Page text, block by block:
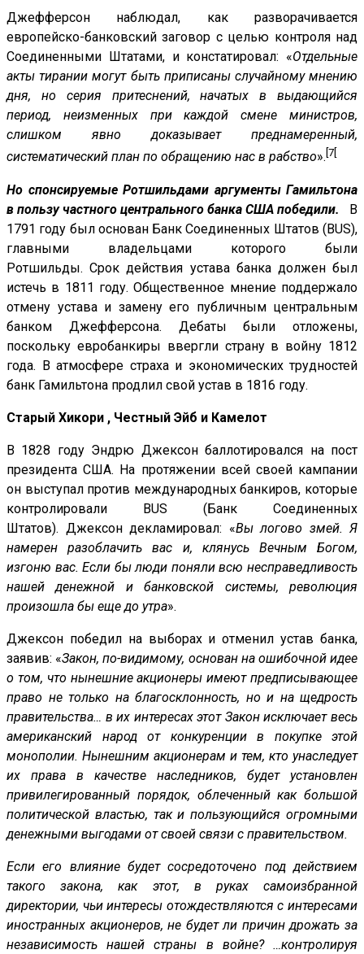
Джефферсон наблюдал, как разворачивается
европейско-банковский заговор с целью контроля над
Соединенными Штатами, и констатировал: «Отдельные
акты тирании могут быть приписаны случайному мнению
дня, но серия притеснений, начатых в выдающийся
период, неизменных при каждой смене министров,
слишком явно доказывает преднамеренный,
систематический план по обращению нас в рабство». [7[
Но спонсируемые Ротшильдами аргументы Гамильтона
в пользу частного центрального банка США победили.
В
1791 году был основан Банк Соединенных Штатов (BUS),
главными владельцами которого были
Ротшильды. Срок действия устава банка должен был
истечь в 1811 году. Общественное мнение поддержало
отмену устава и замену его публичным центральным
банком Джефферсона. Дебаты были отложены,
поскольку евробанкиры ввергли страну в войну 1812
года. В атмосфере страха и экономических трудностей
банк Гамильтона продлил свой устав в 1816 году.
Старый Хикори , Честный Эйб и Камелот
В 1828 году Эндрю Джексон баллотировался на пост
президента США. На протяжении всей своей кампании
он выступал против международных банкиров, которые
контролировали BUS (Банк Соединенных
Штатов). Джексон декламировал: «Вы логово змей. Я
намерен разоблачить вас и, клянусь Вечным Богом,
изгоню вас. Если бы люди поняли всю несправедливость
нашей денежной и банковской системы, революция
произошла бы еще до утра».
Джексон победил на выборах и отменил устав банка,
заявив: «Закон, по-видимому, основан на ошибочной идее
о том, что нынешние акционеры имеют предписывающее
право не только на благосклонность, но и на щедрость
правительства… в их интересах этот Закон исключает весь
американский народ от конкуренции в покупке этой
монополии. Нынешним акционерам и тем, кто унаследует
их права в качестве наследников, будет установлен
привилегированный порядок, облеченный как большой
политической властью, так и пользующийся огромными
денежными выгодами от своей связи с правительством.
Если его влияние будет сосредоточено под действием
такого закона, как этот, в руках самоизбранной
директории, чьи интересы отождествляются с интересами
иностранных акционеров, не будет ли причин дрожать за
независимость нашей страны в войне? …контролируя